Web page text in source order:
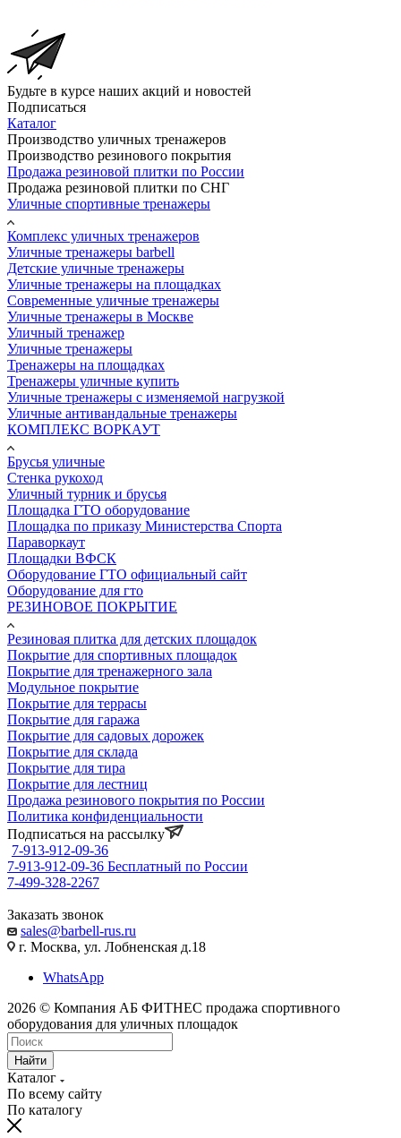
Будьте в курсе наших акций и новостей
Подписаться
Каталог
Производство уличных тренажеров
Производство резинового покрытия
Продажа резиновой плитки по России
Продажа резиновой плитки по СНГ
Уличные спортивные тренажеры
Комплекс уличных тренажеров
Уличные тренажеры barbell
Детские уличные тренажеры
Уличные тренажеры на площадках
Современные уличные тренажеры
Уличные тренажеры в Москве
Уличный тренажер
Уличные тренажеры
Тренажеры на площадках
Тренажеры уличные купить
Уличные тренажеры с изменяемой нагрузкой
Уличные антивандальные тренажеры
КОМПЛЕКС ВОРКАУТ
Брусья уличные
Стенка рукоход
Уличный турник и брусья
Площадка ГТО оборудование
Площадка по приказу Министерства Спорта
Параворкаут
Площадки ВФСК
Оборудование ГТО официальный сайт
Оборудование для гто
РЕЗИНОВОЕ ПОКРЫТИЕ
Резиновая плитка для детских площадок
Покрытие для спортивных площадок
Покрытие для тренажерного зала
Модульное покрытие
Покрытие для террасы
Покрытие для гаража
Покрытие для садовых дорожек
Покрытие для склада
Покрытие для тира
Покрытие для лестниц
Продажа резинового покрытия по России
Политика конфиденциальности
Подписаться на рассылку
7-913-912-09-36
7-913-912-09-36 Бесплатный по России
7-499-328-2267
Заказать звонок
sales@barbell-rus.ru
г. Москва, ул. Лобненская д.18
WhatsApp
2026 © Компания АБ ФИТНЕС продажа спортивного
оборудования для уличных площадок
Найти
Каталог
По всему сайту
По каталогу